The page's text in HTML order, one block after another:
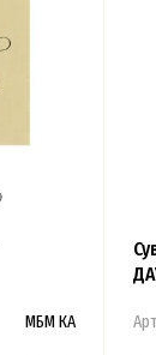
МБМ КА